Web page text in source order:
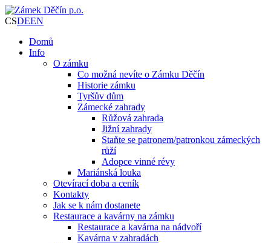
CSDEEN
Domů
Info
O zámku
Co možná nevíte o Zámku Děčín
Historie zámku
Tyršův dům
Zámecké zahrady
Růžová zahrada
Jižní zahrady
Staňte se patronem/patronkou zámeckých
růží
Adopce vinné révy
Mariánská louka
Otevírací doba a ceník
Kontakty
Jak se k nám dostanete
Restaurace a kavárny na zámku
Restaurace a kavárna na nádvoří
Kavárna v zahradách